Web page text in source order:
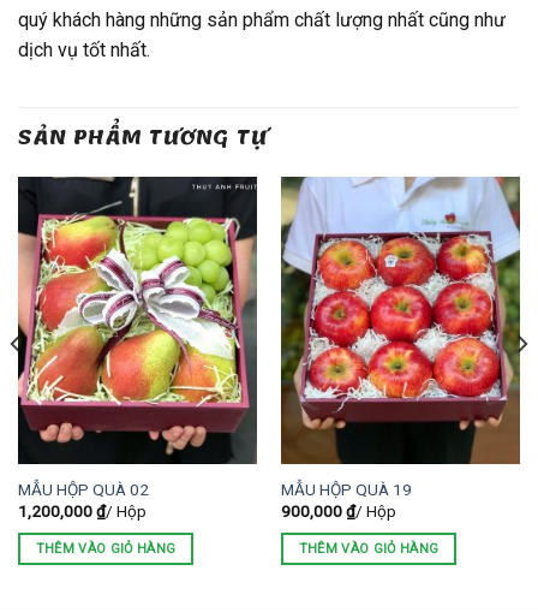
quý khách hàng những sản phẩm chất lượng nhất cũng như
dịch vụ tốt nhất.
SẢN PHẨM TƯƠNG TỰ
MẪU HỘP QUÀ 02
1,200,000₫/ Hộp
THÊM VÀO GIỎ HÀNG
MẪU HỘP QUÀ 19
900,000₫/ Hộp
THÊM VÀO GIỎ HÀNG